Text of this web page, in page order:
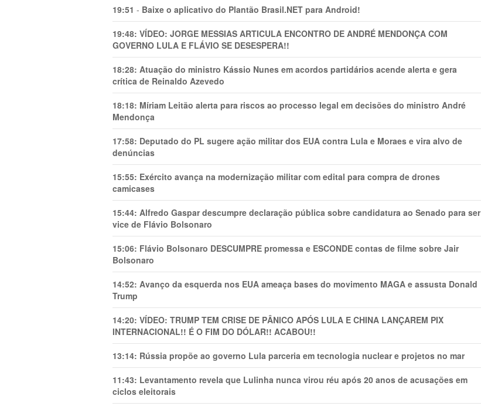
19:51 - Baixe o aplicativo do Plantão Brasil.NET para Android!
19:48: VÍDEO: JORGE MESSIAS ARTICULA ENCONTRO DE ANDRÉ MENDONÇA COM
GOVERNO LULA E FLÁVIO SE DESESPERA!!
18:28: Atuação do ministro Kássio Nunes em acordos partidários acende alerta e gera
crítica de Reinaldo Azevedo
18:18: Míriam Leitão alerta para riscos ao processo legal em decisões do ministro André
Mendonça
17:58: Deputado do PL sugere ação militar dos EUA contra Lula e Moraes e vira alvo de
denúncias
15:55: Exército avança na modernização militar com edital para compra de drones
camicases
15:44: Alfredo Gaspar descumpre declaração pública sobre candidatura ao Senado para ser
vice de Flávio Bolsonaro
15:06: Flávio Bolsonaro DESCUMPRE promessa e ESCONDE contas de filme sobre Jair
Bolsonaro
14:52: Avanço da esquerda nos EUA ameaça bases do movimento MAGA e assusta Donald
Trump
14:20: VÍDEO: TRUMP TEM CRlSE DE PÂNlCO APÓS LULA E CHINA LANÇAREM PIX
INTERNACIONAL!! É O FIM DO DÓLAR!! ACABOU!!
13:14: Rússia propõe ao governo Lula parceria em tecnologia nuclear e projetos no mar
11:43: Levantamento revela que Lulinha nunca virou réu após 20 anos de acusações em
ciclos eleitorais